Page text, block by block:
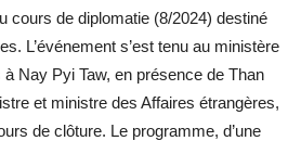
cours de diplomatie (8/2024) destiné
L’événement s’est tenu au ministère
Nay Pyi Taw, en présence de Than
et ministre des Affaires étrangères,
de clôture. Le programme, d’une